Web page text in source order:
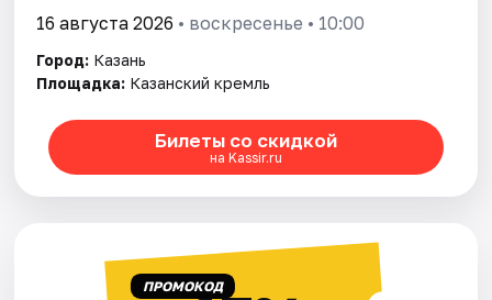
16 августа 2026 • воскресенье • 10:00
Город: Казань
Площадка: Казанский кремль
Билеты со скидкой
на Kassir.ru
ПРОМОКОД